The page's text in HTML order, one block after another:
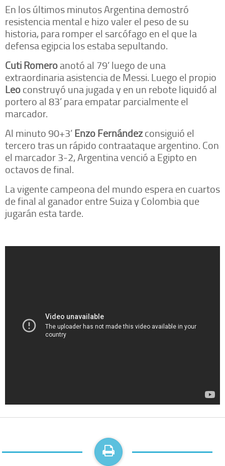
En los últimos minutos Argentina demostró
resistencia mental e hizo valer el peso de su
historia, para romper el sarcófago en el que la
defensa egipcia los estaba sepultando.
Cuti Romeroanotó al 79’ luego de una
extraordinaria asistencia de Messi. Luego el propio
Leoconstruyó una jugada y en un rebote liquidó al
portero al 83’ para empatar parcialmente el
marcador.
Al minuto 90+3’Enzo Fernándezconsiguió el
tercero tras un rápido contraataque argentino. Con
el marcador 3-2, Argentina venció a Egipto en
octavos de final.
La vigente campeona del mundo espera en cuartos
de final al ganador entre Suiza y Colombia que
jugarán esta tarde.